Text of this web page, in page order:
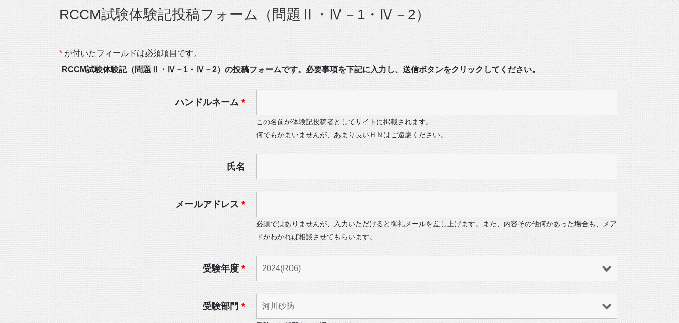
RCCM試験体験記投稿フォーム（問題Ⅱ・Ⅳ－1・Ⅳ－2）
*が付いたフィールドは必須項目です。
RCCM試験体験記（問題Ⅱ・Ⅳ－1・Ⅳ－2）の投稿フォームです。必要事項を下記に入力し、送信ボタンをクリックしてください。
ハンドルネーム *
この名前が体験記投稿者としてサイトに掲載されます。
何でもかまいませんが、あまり長いＨＮはご遠慮ください。
氏名
メールアドレス *
必須ではありませんが、入力いただけると御礼メールを差し上げます。また、内容その他何かあった場合も、メア
ドがわかれば相談させてもらいます。
受験年度 *
受験部門 *